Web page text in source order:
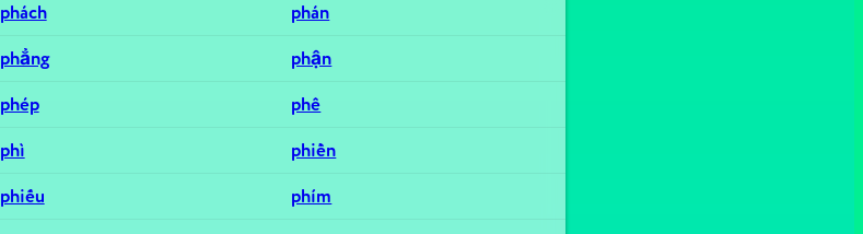
phách
phán
phẳng
phận
phép
phê
phì
phiền
phiếu
phím